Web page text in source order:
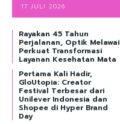
17 JULI 2026
Rayakan 45 Tahun
Perjalanan, Optik Melawai
Perkuat Transformasi
Layanan Kesehatan Mata
Pertama Kali Hadir,
GloUtopia: Creator
Festival Terbesar dari
Unilever Indonesia dan
Shopee di Hyper Brand
Day